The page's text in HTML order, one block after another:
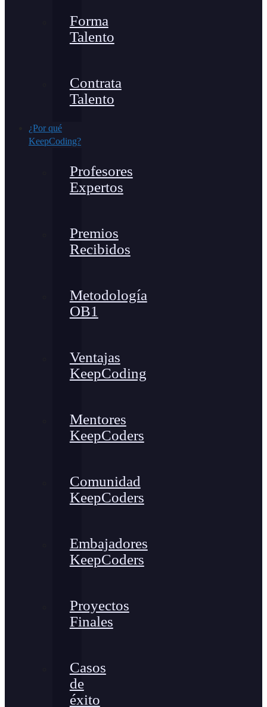
Forma
Talento
Contrata
Talento
¿Por qué
KeepCoding?
Profesores
Expertos
Premios
Recibidos
Metodología
OB1
Ventajas
KeepCoding
Mentores
KeepCoders
Comunidad
KeepCoders
Embajadores
KeepCoders
Proyectos
Finales
Casos
de
éxito